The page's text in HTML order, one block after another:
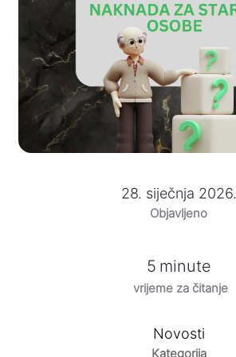
28. siječnja 2026.
Objavljeno
vrijeme za čitanje
5 minute
Novosti
Kategorija